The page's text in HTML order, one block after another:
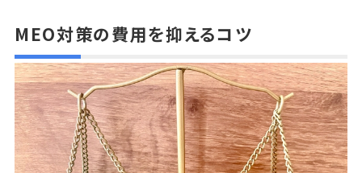
MEO対策の費用を抑えるコツ